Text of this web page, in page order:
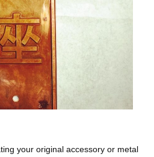
your original accessory or metal